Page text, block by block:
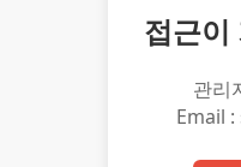
접근이
관리
Email